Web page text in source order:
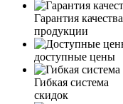
Гарантия качества
продукции
доступные цены
Гибкая система
скидок